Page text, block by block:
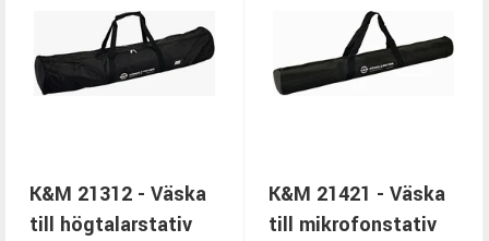
K&M 21312 - Väska
till högtalarstativ
K&M 21421 - Väska
till mikrofonstativ